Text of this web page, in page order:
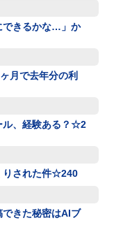
できるかな…」か
月で去年分の利
ル、経験ある？☆2
りされた件☆240
できた秘密はAIブ